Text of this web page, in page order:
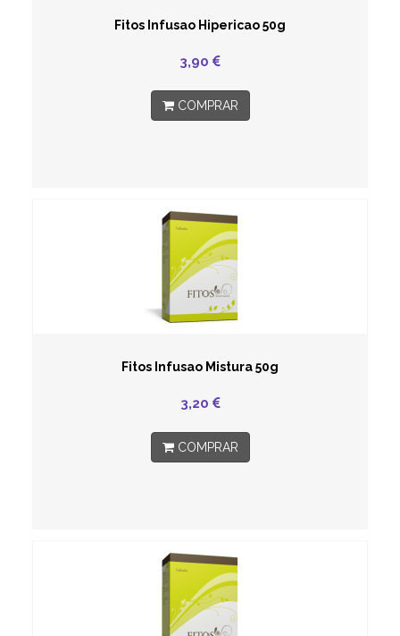
Fitos Infusao Hipericao 50g
3,90
COMPRAR
Fitos Infusao Mistura 50g
3,20
COMPRAR